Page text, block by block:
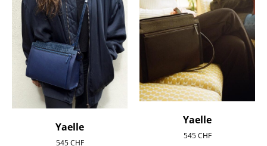
Yaelle
545CHF
Yaelle
545CHF